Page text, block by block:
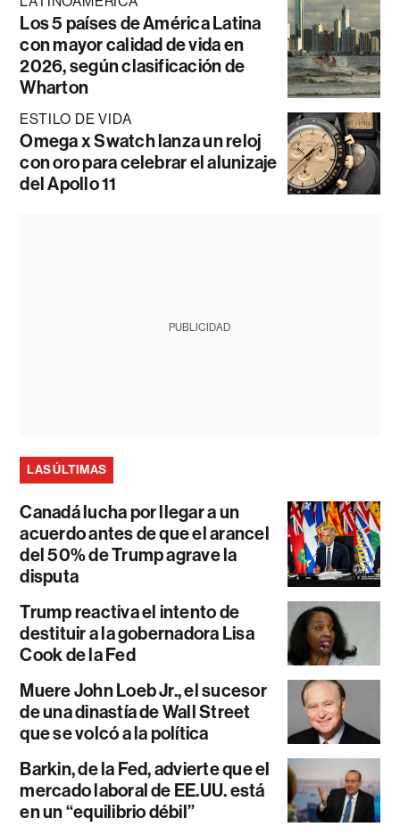
Los 5 países de América Latina
con mayor calidad de vida en
2026, según clasificación de
Wharton
ESTILO DE VIDA
Omega x Swatch lanza un reloj
con oro para celebrar el alunizaje
del Apollo 11
PUBLICIDAD
LAS ÚLTIMAS
Canadá lucha por llegar a un
acuerdo antes de que el arancel
del 50% de Trump agrave la
disputa
Trump reactiva el intento de
destituir a la gobernadora Lisa
Cook de la Fed
Muere John Loeb Jr., el sucesor
de una dinastía de Wall Street
que se volcó a la política
Barkin, de la Fed, advierte que el
mercado laboral de EE.UU. está
en un “equilibrio débil”